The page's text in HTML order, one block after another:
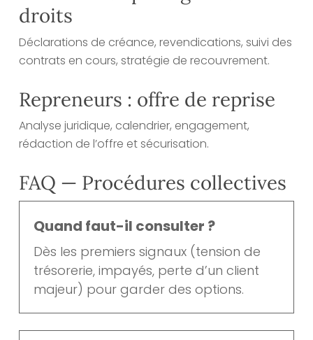
droits
Déclarations de créance, revendications, suivi des
contrats en cours, stratégie de recouvrement.
Repreneurs : offre de reprise
Analyse juridique, calendrier, engagement,
rédaction de l’offre et sécurisation.
FAQ — Procédures collectives
Quand faut-il consulter ?
Dès les premiers signaux (tension de
trésorerie, impayés, perte d’un client
majeur) pour garder des options.